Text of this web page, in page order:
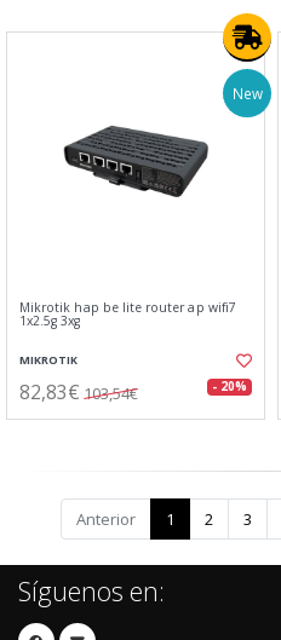
New
Mikrotik hap be lite router ap wifi7
1x2.5g 3xg
MIKROTIK
82,83€ 103,54€ - 20%
Anterior 1 2 3
Síguenos en: